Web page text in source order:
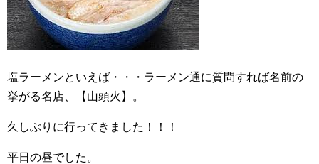
塩ラーメンといえば・・・ラーメン通に質問すれば名前の
挙がる名店、【山頭火】。
久しぶりに行ってきました！！！
平日の昼でした。